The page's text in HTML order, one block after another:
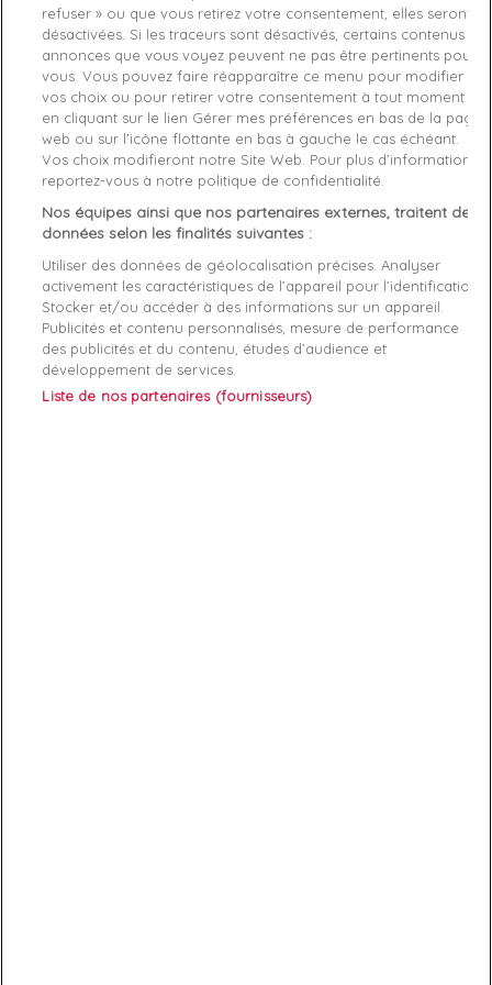
Je craque ! favorite_border
Livraison gratuite *
Retours sous 100 jours
Produit certifié authentique
Caractéristiques produit
Description Détails du produit Fabriquant
Fabriqué à partir de 100% polyamide recyclé, ce short est un
choix écoresponsable, tout en offrant le confort que vous
attendez d'une marque de renom comme BOSS.
refuser » ou que vous retirez votre consentement, elles seront
désactivées. Si les traceurs sont désactivés, certains contenus et
annonces que vous voyez peuvent ne pas être pertinents pour
vous. Vous pouvez faire réapparaître ce menu pour modifier
vos choix ou pour retirer votre consentement à tout moment
en cliquant sur le lien Gérer mes préférences en bas de la page
web ou sur l’icône flottante en bas à gauche le cas échéant.
Vos choix modifieront notre Site Web. Pour plus d’informations,
reportez-vous à notre politique de confidentialité.
Nos équipes ainsi que nos partenaires externes, traitent des
données selon les finalités suivantes :
Utiliser des données de géolocalisation précises. Analyser
activement les caractéristiques de l’appareil pour l’identification.
Stocker et/ou accéder à des informations sur un appareil.
Publicités et contenu personnalisés, mesure de performance
des publicités et du contenu, études d’audience et
développement de services.
Liste de nos partenaires (fournisseurs)